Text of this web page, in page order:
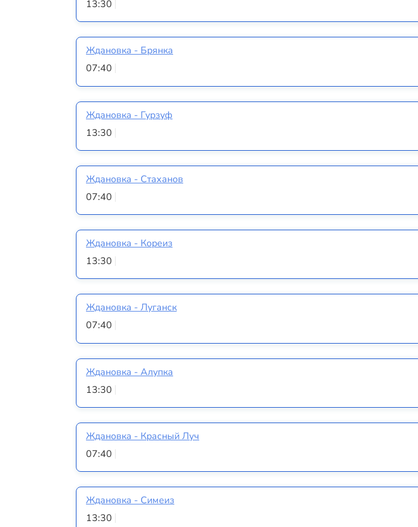
13:30
Ждановка - Брянка
07:40
Ждановка - Гурзуф
13:30
Ждановка - Стаханов
07:40
Ждановка - Кореиз
13:30
Ждановка - Луганск
07:40
Ждановка - Алупка
13:30
Ждановка - Красный Луч
07:40
Ждановка - Симеиз
13:30